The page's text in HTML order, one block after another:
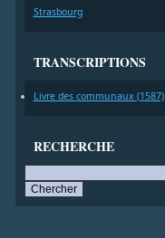
Strasbourg
TRANSCRIPTIONS
Livre des communaux (1587)
RECHERCHE